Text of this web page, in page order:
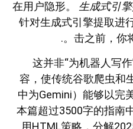
在用户隐形。 生成式引
针对生成式引擎提取进
击之前，你
这并非“为机器人写
容，使传统谷歌爬虫和
中为Gemini）能够以完
本篇超过3500字的指南
用HTML策略，分解